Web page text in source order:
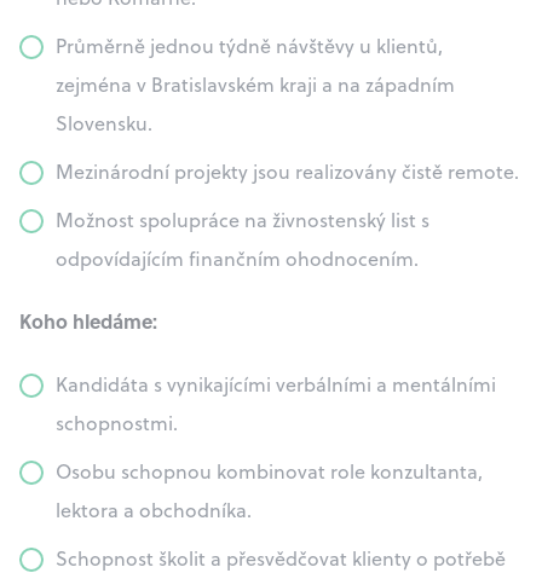
Průměrně jednou týdně návštěvy u klientů,
zejména v Bratislavském kraji a na západním
Slovensku.
Mezinárodní projekty jsou realizovány čistě remote.
Možnost spolupráce na živnostenský list s
odpovídajícím finančním ohodnocením.
Koho hledáme:
Kandidáta s vynikajícími verbálními a mentálními
schopnostmi.
Osobu schopnou kombinovat role konzultanta,
lektora a obchodníka.
Schopnost školit a přesvědčovat klienty o potřebě